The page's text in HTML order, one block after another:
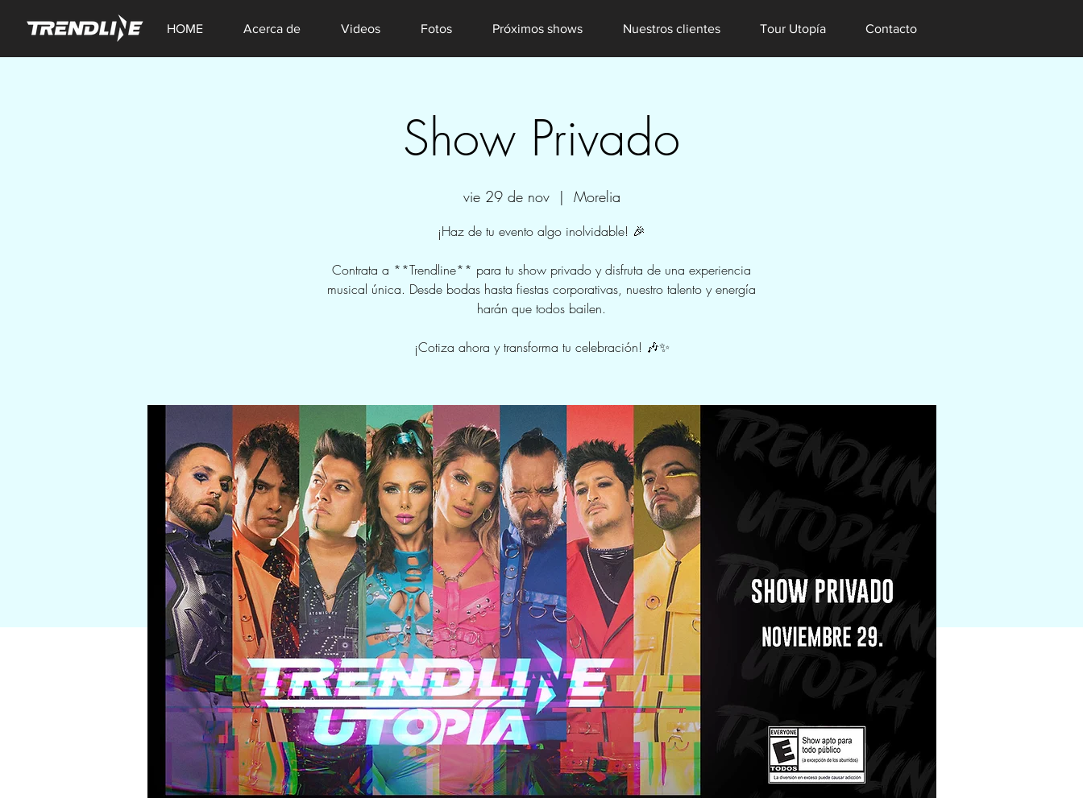
HOME Acerca de Videos Fotos Próximos shows Nuestros clientes Tour Utopía Contacto
Show Privado
vie 29 de nov
  |
Morelia
¡Haz de tu evento algo inolvidable! 🎉
Contrata a **Trendline** para tu show privado y disfruta de una experiencia
musical única. Desde bodas hasta fiestas corporativas, nuestro talento y energía
harán que todos bailen.
¡Cotiza ahora y transforma tu celebración! 🎶✨